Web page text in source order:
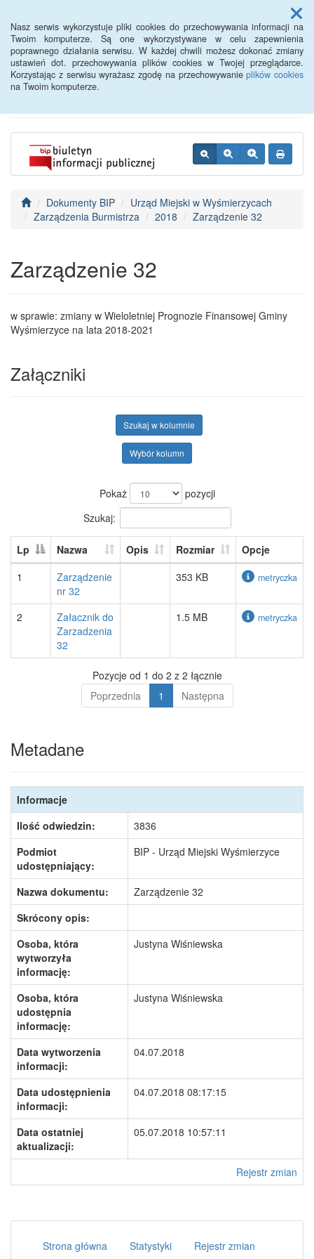
Nasz serwis wykorzystuje pliki cookies do przechowywania informacji na
Twoim komputerze. Są one wykorzystywane w celu zapewnienia
poprawnego działania serwisu. W każdej chwili możesz dokonać zmiany
ustawień dot. przechowywania plików cookies w Twojej przeglądarce.
Korzystając z serwisu wyrażasz zgodę na przechowywanieplików cookies
na Twoim komputerze.
Menu
BIP - Urząd Miejski
Wyśmierzyce
Dokumenty BIP
Urząd Miejski w Wyśmierzycach
Zarządzenia Burmistrza
2018 Zarządzenie 32
Zarządzenie 32
w sprawie: zmiany w Wieloletniej Prognozie Finansowej Gminy
Wyśmierzyce na lata 2018-2021
Załączniki
Szukaj w kolumnie
Wybór kolumn
Pokaż
pozycji
Szukaj:
Lp Nazwa Opis Rozmiar
Opcje
1
Zarządzenie
nr 32
353 KB metryczka
2
Załacznik do
Zarzadzenia
32
1.5 MB metryczka
Pozycje od 1 do 2 z 2 łącznie
Poprzednia
1 Następna
Metadane
Informacje
Ilość odwiedzin:
3836
Podmiot
udostępniający:
BIP - Urząd Miejski Wyśmierzyce
Nazwa dokumentu:
Zarządzenie 32
Skrócony opis:
Osoba, która
wytworzyła
informację:
Justyna Wiśniewska
Osoba, która
udostępnia
informację:
Justyna Wiśniewska
Data wytworzenia
informacji:
04.07.2018
Data udostępnienia
informacji:
04.07.2018 08:17:15
Data ostatniej
aktualizacji:
05.07.2018 10:57:11
Rejestr zmian
Strona główna Statystyki Rejestr zmian